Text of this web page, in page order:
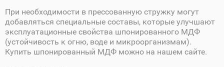
При необходимости в прессованную стружку могут
добавляться специальные составы, которые улучшают
эксплуатационные свойства шпонированного МДФ
(устойчивость к огню, воде и микроорганизмам).
Купить шпонированный МДФ можно на нашем сайте.